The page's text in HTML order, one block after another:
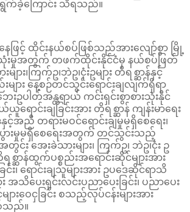
ရွက်ခဲ့ကြောင်း သိရသည်။
ဖြင့် ထိုင်းနယ်စပ်ဖြစ်သည်အားလျော်စွာ မြို့
းသုံးမှုအတွက် တဖက်ထိုင်းနိုင်ငံမှ နယ်စပ်ဖြတ်
ျား၊ကြက်ဥ၊ဘဲဥ၊ငုံးဥများ တိရစ္ဆာန်နှင့်
များ နေ့စဉ်တင်သွင်းရောင်းချလျက်ရှိရာ
းဥပါတ်အန္တရာယ် ကင်းရှင်းစွာစားသုံးနိုင်
ရောင်းချခြင်းအား တိရစ္ဆာန် ကျန်းမာရေး
နှင့်အညီ တရားမဝင်ရောင်းချမှုမရှိစေရေး၊
ပွားမှုမရှိစေရေးအတွက် တင်သွင်းသည့်
း အေးခဲသားများ၊ ကြက်ဥ၊ ဘဲဥ၊ငုံး ဥ
ရစ္ဆာန်ထွက်ပစ္စည်းအရောင်းဆိုင်များအား
း၊ ရောင်းချသူများအား ဥပဒေဆိုင်ရာသိ
း အသိပေးရှင်းလင်းပညာပေးခြင်း၊ ပညာပေး
ားဝေငှခြင်း စသည့်လုပ်ငန်းများအား
သည်။